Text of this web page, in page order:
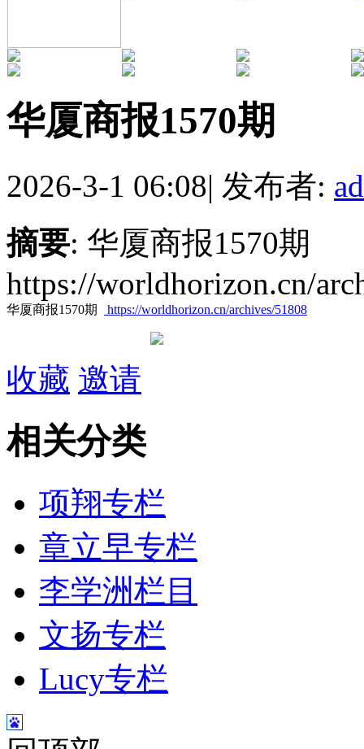
华厦商报1570期
2026-3-1 06:08| 发布者:
摘要: 华厦商报1570期
https://worldhorizon.cn/
华厦商报1570期 https://worldhorizon.cn/archives/51808
收藏 邀请
相关分类
项翔专栏
章立早专栏
李学洲栏目
文扬专栏
Lucy专栏